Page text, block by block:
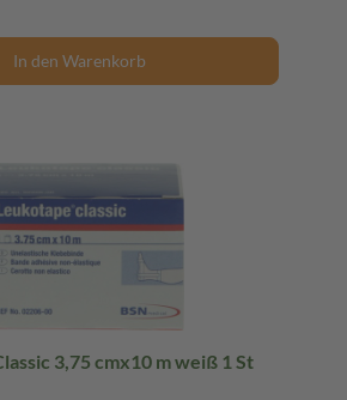
In den Warenkorb
3,75 cmx10 m weiß 1 St